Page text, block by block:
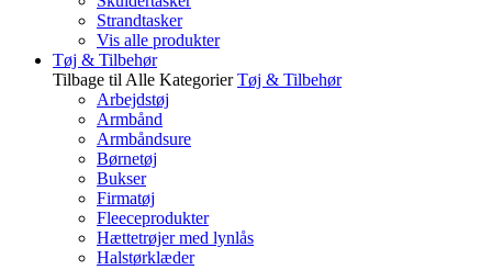
Strandtasker
Vis alle produkter
Tøj & Tilbehør
Tilbage til Alle Kategorier Tøj & Tilbehør
Arbejdstøj
Armbånd
Armbåndsure
Børnetøj
Bukser
Firmatøj
Fleeceprodukter
Hættetrøjer med lynlås
Halstørklæder